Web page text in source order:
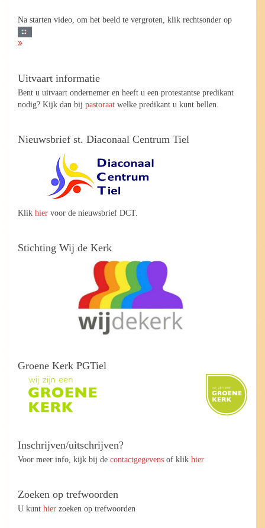
Na starten video, om het beeld te vergroten, klik rechtsonder op
Uitvaart informatie
Bent u uitvaart ondernemer en heeft u een protestantse predikant
nodig? Kijk dan bij pastoraat welke predikant u kunt bellen.
Nieuwsbrief st. Diaconaal Centrum Tiel
Klik hier voor de nieuwsbrief DCT.
Stichting Wij de Kerk
Groene Kerk PGTiel
Inschrijven/uitschrijven?
Voor meer info, kijk bij de contactgegevens of klik hier
Zoeken op trefwoorden
U kunt hier zoeken op trefwoorden